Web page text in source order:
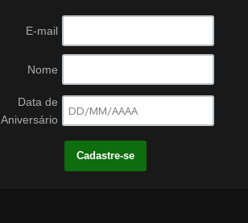
E-mail
Nome
Data de
Aniversário